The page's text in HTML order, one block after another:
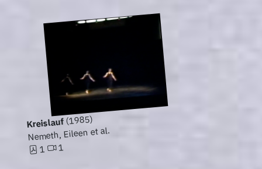
Kreislauf(1985)
Nemeth, Eileen et al.
1 1